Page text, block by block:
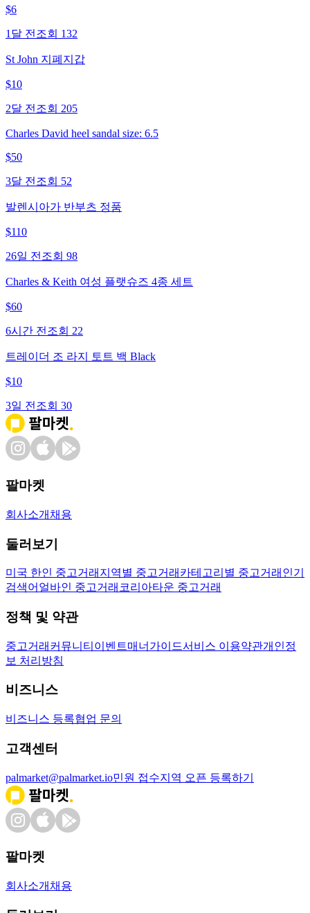
$6
1달 전 조회 132
St John 지폐지갑
$10
2달 전 조회 205
Charles David heel sandal size: 6.5
$50
3달 전 조회 52
발렌시아가 반부츠 정품
$110
26일 전 조회 98
Charles & Keith 여성 플랫슈즈 4종 세트
$60
6시간 전 조회 22
트레이더 조 라지 토트 백 Black
$10
3일 전 조회 30
팔마켓
회사소개 채용
둘러보기
미국 한인 중고거래 지역별 중고거래 카테고리별 중고거래 인기
검색어 얼바인 중고거래 코리아타운 중고거래
정책 및 약관
중고거래 커뮤니티 이벤트매너가이드서비스 이용약관개인정
보 처리방침
비즈니스
비즈니스 등록협업 문의
고객센터
palmarket@palmarket.io민원 접수지역 오픈 등록하기
팔마켓
회사소개 채용